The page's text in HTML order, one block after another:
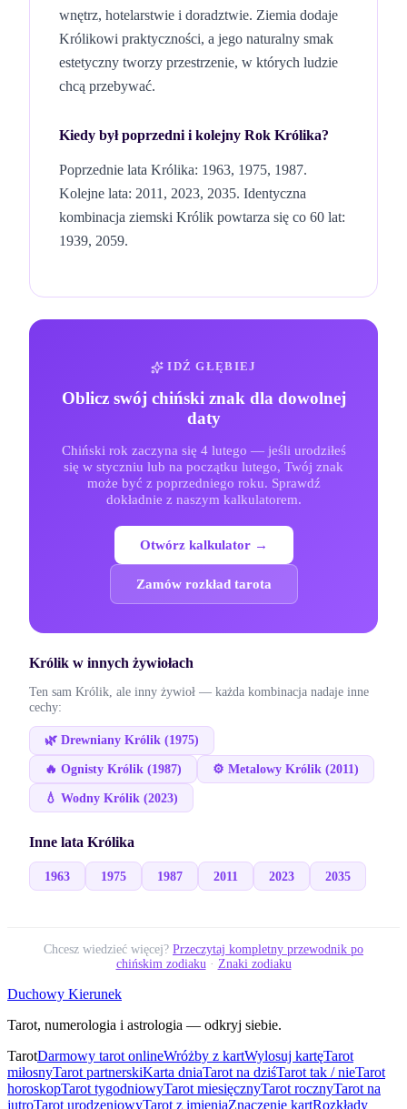
wnętrz, hotelarstwie i doradztwie. Ziemia dodaje
Królikowi praktyczności, a jego naturalny smak
estetyczny tworzy przestrzenie, w których ludzie
chcą przebywać.
Kiedy był poprzedni i kolejny Rok Królika?
Poprzednie lata Królika: 1963, 1975, 1987.
Kolejne lata: 2011, 2023, 2035. Identyczna
kombinacja ziemski Królik powtarza się co 60 lat:
1939, 2059.
IDŹ GŁĘBIEJ
Oblicz swój chiński znak dla dowolnej
daty
Chiński rok zaczyna się 4 lutego — jeśli urodziłeś
się w styczniu lub na początku lutego, Twój znak
może być z poprzedniego roku. Sprawdź
dokładnie z naszym kalkulatorem.
Otwórz kalkulator →
Zamów rozkład tarota
Królik w innych żywiołach
Ten sam Królik , ale inny żywioł — każda kombinacja nadaje inne
cechy:
🌿 Drewniany Królik (1975)
🔥 Ognisty Królik (1987) ⚙️ Metalowy Królik (2011)
💧 Wodny Królik (2023)
Inne lata Królika
1963 1975 1987 2011 2023 2035
Chcesz wiedzieć więcej? Przeczytaj kompletny przewodnik po
chińskim zodiaku · Znaki zodiaku
Duchowy Kierunek
Tarot, numerologia i astrologia — odkryj siebie.
TarotDarmowy tarot onlineWróżby z kartWylosuj kartęTarot
miłosnyTarot partnerskiKarta dniaTarot na dziśTarot tak / nieTarot
horoskopTarot tygodniowyTarot miesięcznyTarot rocznyTarot na
jutroTarot urodzeniowyTarot z imieniaZnaczenie kartRozkłady